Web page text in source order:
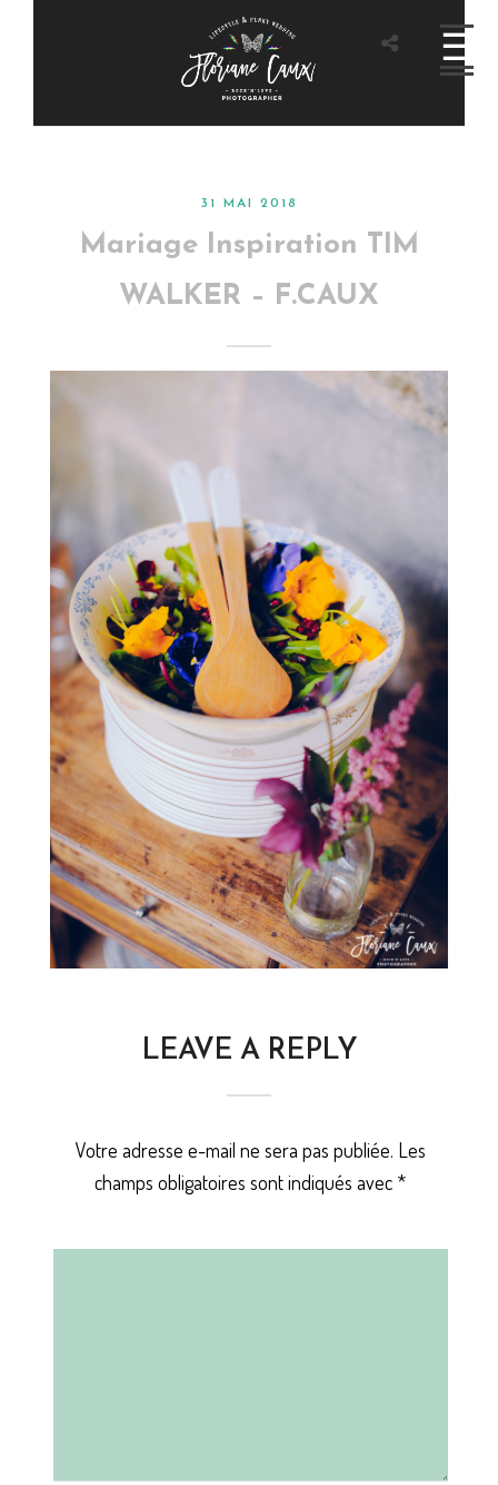
31 MAI 2018
Mariage Inspiration TIM
WALKER – F.CAUX
LEAVE A REPLY
Votre adresse e-mail ne sera pas publiée. Les
champs obligatoires sont indiqués avec *